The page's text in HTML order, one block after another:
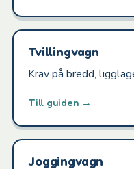
Tvillingvagn
Krav på bredd,
Till guiden →
Joggingvagn